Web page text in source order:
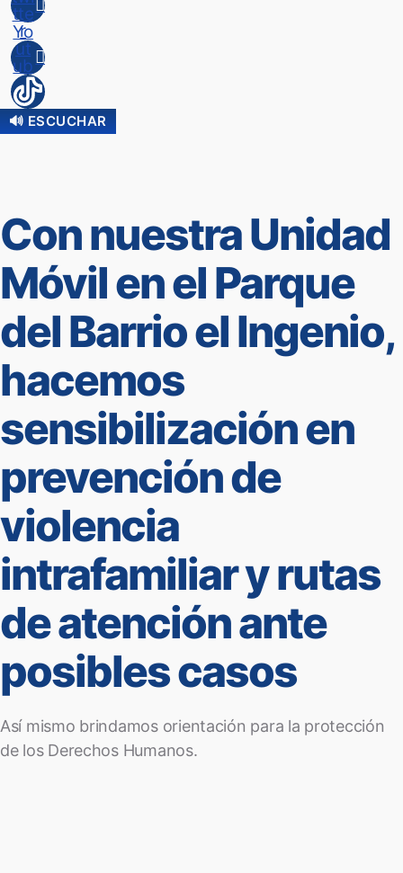
tte
r
Yo
ut
ub
e
🔊 ESCUCHAR
Con nuestra Unidad
Móvil en el Parque
del Barrio el Ingenio,
hacemos
sensibilización en
prevención de
violencia
intrafamiliar y rutas
de atención ante
posibles casos
Así mismo brindamos orientación para la protección
de los Derechos Humanos.